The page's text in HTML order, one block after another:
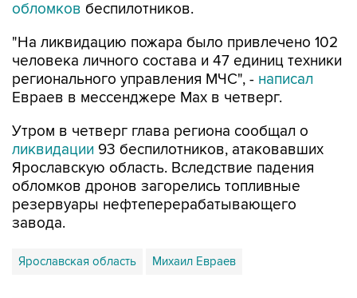
обломков беспилотников.
"На ликвидацию пожара было привлечено 102
человека личного состава и 47 единиц техники
регионального управления МЧС", - написал
Евраев в мессенджере Мах в четверг.
Утром в четверг глава региона сообщал о
ликвидации 93 беспилотников, атаковавших
Ярославскую область. Вследствие падения
обломков дронов загорелись топливные
резервуары нефтеперерабатывающего
завода.
Ярославская область Михаил Евраев